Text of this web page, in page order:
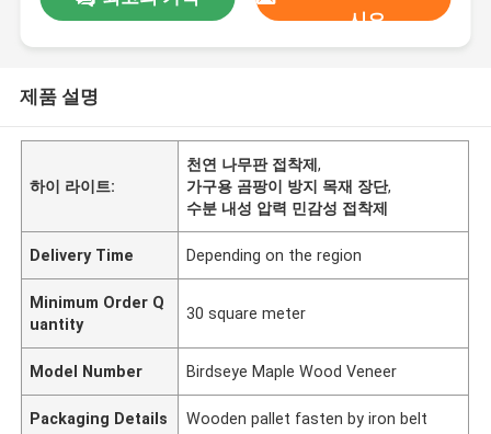
시오
제품 설명
하이 라이트:
천연 나무판 접착제,
가구용 곰팡이 방지 목재 장단,
수분 내성 압력 민감성 접착제
Delivery Time Depending on the region
Minimum Order Q
uantity
30 square meter
Model Number Birdseye Maple Wood Veneer
Packaging Details Wooden pallet fasten by iron belt